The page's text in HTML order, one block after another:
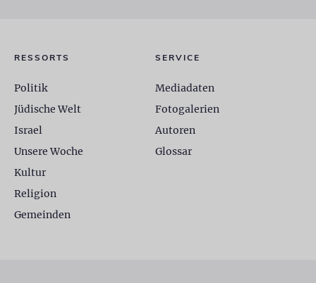
RESSORTS
Politik
Jüdische Welt
Israel
Unsere Woche
Kultur
Religion
Gemeinden
SERVICE
Mediadaten
Fotogalerien
Autoren
Glossar